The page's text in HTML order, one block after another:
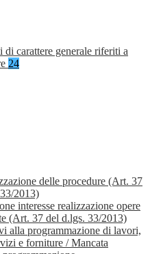
di carattere generale riferiti a
24
delle procedure (Art. 37
2013)
interesse realizzazione opere
(Art. 37 del d.lgs. 33/2013)
alla programmazione di lavori,
e forniture / Mancata